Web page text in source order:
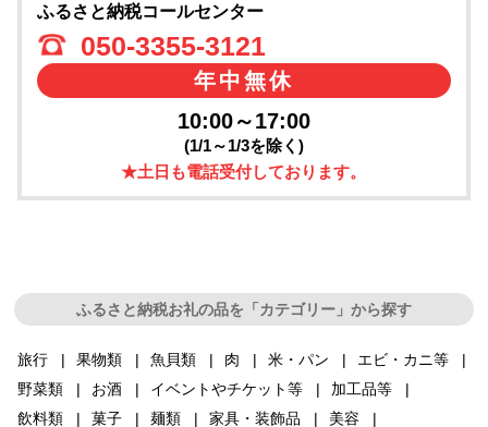
ふるさと納税コールセンター
050-3355-3121
年中無休
10:00～17:00
(1/1～1/3を除く)
★土日も電話受付しております。
ふるさと納税お礼の品を「カテゴリー」から探す
旅行 果物類 魚貝類 肉 米・パン
エビ・カニ等
野菜類
お酒 イベントやチケット等
加工品等
飲料類
菓子 麺類 家具・装飾品
美容